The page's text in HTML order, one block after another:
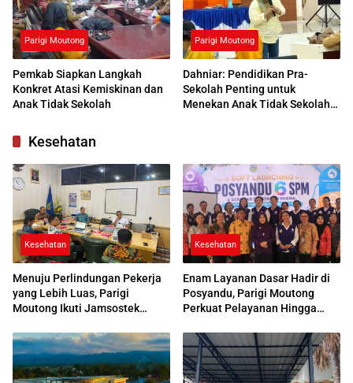
Parigi Moutong
Pemkab Siapkan Langkah
Konkret Atasi Kemiskinan dan
Anak Tidak Sekolah
Parigi Moutong
Dahniar: Pendidikan Pra-
Sekolah Penting untuk
Menekan Anak Tidak Sekolah
Kesehatan
Kesehatan
Menuju Perlindungan Pekerja
yang Lebih Luas, Parigi
Moutong Ikuti Jamsostek
Kesehatan
Enam Layanan Dasar Hadir di
Posyandu, Parigi Moutong
Perkuat Pelayanan Hingga